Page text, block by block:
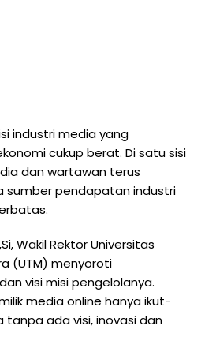
industri media yang
cukup berat. Di satu sisi
dan wartawan terus
pendapatan industri
Wakil Rektor Universitas
(UTM) menyoroti
visi misi pengelolanya.
media online hanya ikut-
ada visi, inovasi dan